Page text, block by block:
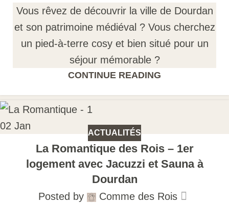
Vous rêvez de découvrir la ville de Dourdan
et son patrimoine médiéval ? Vous cherchez
un pied-à-terre cosy et bien situé pour un
séjour mémorable ?
CONTINUE READING
02 Jan
ACTUALITÉS
La Romantique des Rois – 1er
logement avec Jacuzzi et Sauna à
Dourdan
Posted by
Comme des Rois